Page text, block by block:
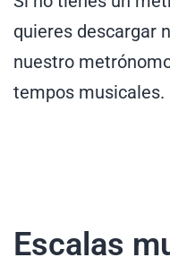
quieres descargar
nuestro
tempos musicales.
Escalas